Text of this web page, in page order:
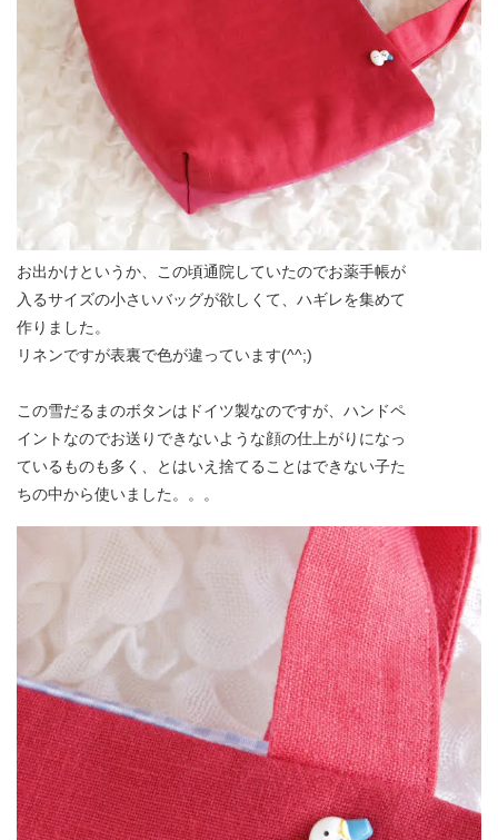
お出かけというか、この頃通院していたのでお薬手帳が
入るサイズの小さいバッグが欲しくて、ハギレを集めて
作りました。
リネンですが表裏で色が違っています(^^;)
この雪だるまのボタンはドイツ製なのですが、ハンドペ
イントなのでお送りできないような顔の仕上がりになっ
ているものも多く、とはいえ捨てることはできない子た
ちの中から使いました。。。